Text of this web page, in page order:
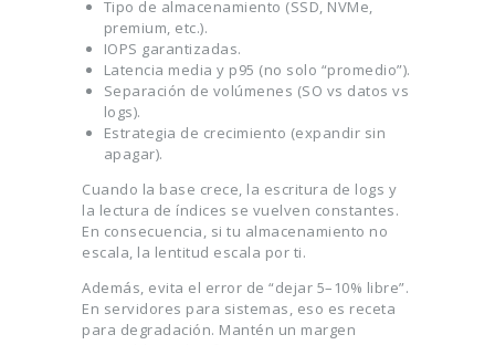
Tipo de almacenamiento (SSD, NVMe,
premium, etc.).
IOPS garantizadas.
Latencia media y p95 (no solo “promedio”).
Separación de volúmenes (SO vs datos vs
logs).
Estrategia de crecimiento (expandir sin
apagar).
Cuando la base crece, la escritura de logs y
la lectura de índices se vuelven constantes.
En consecuencia, si tu almacenamiento no
escala, la lentitud escala por ti.
Además, evita el error de “dejar 5–10% libre”.
En servidores para sistemas, eso es receta
para degradación. Mantén un margen